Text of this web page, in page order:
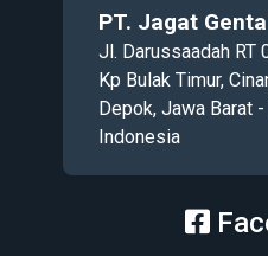
PT. Jagat
Jl. Darussaadah RT
Kp Bulak Timur,
Depok, Jawa Barat
Indonesia